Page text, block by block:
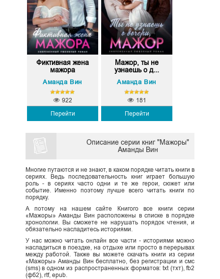
Фиктивная жена
мажора
Аманда Вин
Перейти
922
Мажор, ты не
узнаешь о д...
Аманда Вин
Перейти
181
Описание серии книг "Мажоры"
Аманды Вин
Многие путаются и не знают, в каком порядке читать книги в
сериях. Ведь последовательность книг играет большую
роль - в сериях часто одни и те же герои, сюжет или
событие. Именно поэтому лучше всего читать книги по
порядку.
А потому на нашем сайте Книгого все книги серии
«Мажоры» Аманды Вин расположены в списке в порядке
хронологии. Вы сможете не нарушать порядок чтения, и
обязательно насладитесь историями.
У нас можно читать онлайн все части - историями можно
насладиться в поездке, на отдыхе или просто в перерывах
между работой. Также вы можете скачать книги из серии
«Мажоры» Аманды Вин бесплатно, без регистрации и смс
(sms) в одном из распространенных форматов: txt (тхт), fb2
(фб2), rtf, epub.